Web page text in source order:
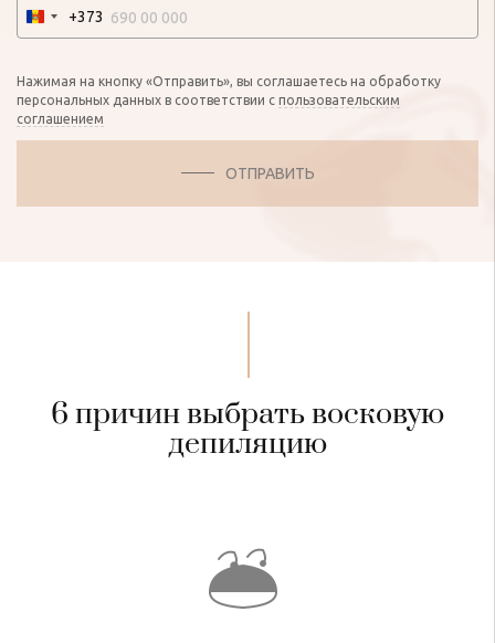
+373
Нажимая на кнопку «Отправить», вы соглашаетесь на обработку
персональных данных в соответствии с пользовательским
соглашением
ОТПРАВИТЬ
6 причин выбрать восковую
депиляцию